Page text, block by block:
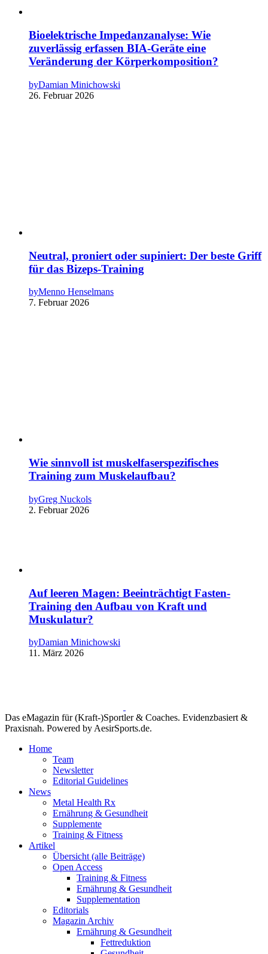
Bioelektrische Impedanzanalyse: Wie
zuverlässig erfassen BIA-Geräte eine
Veränderung der Körperkomposition?
byDamian Minichowski
26. Februar 2026
Neutral, proniert oder supiniert: Der beste Griff
für das Bizeps-Training
byMenno Henselmans
7. Februar 2026
Wie sinnvoll ist muskelfaserspezifisches
Training zum Muskelaufbau?
byGreg Nuckols
2. Februar 2026
Auf leeren Magen: Beeinträchtigt Fasten-
Training den Aufbau von Kraft und
Muskulatur?
byDamian Minichowski
11. März 2026
Das eMagazin für (Kraft-)Sportler & Coaches. Evidenzbasiert &
Praxisnah. Powered by AesirSports.de.
Home
Team
Newsletter
Editorial Guidelines
News
Metal Health Rx
Ernährung & Gesundheit
Supplemente
Training & Fitness
Artikel
Übersicht (alle Beiträge)
Open Access
Training & Fitness
Ernährung & Gesundheit
Supplementation
Editorials
Magazin Archiv
Ernährung & Gesundheit
Fettreduktion